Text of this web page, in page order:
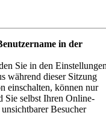
in der
Sie in den
während dieser Sitzung
einschalten, können nur
Sie selbst Ihren Online-
Besucher